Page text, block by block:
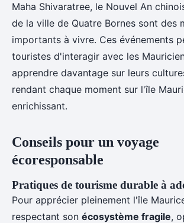
Maha Shivaratree, le Nouvel An
de la ville de Quatre Bornes sont des
importants à vivre. Ces événements
touristes d'interagir avec les
apprendre davantage sur leurs
rendant chaque moment sur l'île
enrichissant.
Conseils pour un voyage
écoresponsable
Pratiques de tourisme durable à
Pour apprécier pleinement l'île
respectant son écosystème fragile,